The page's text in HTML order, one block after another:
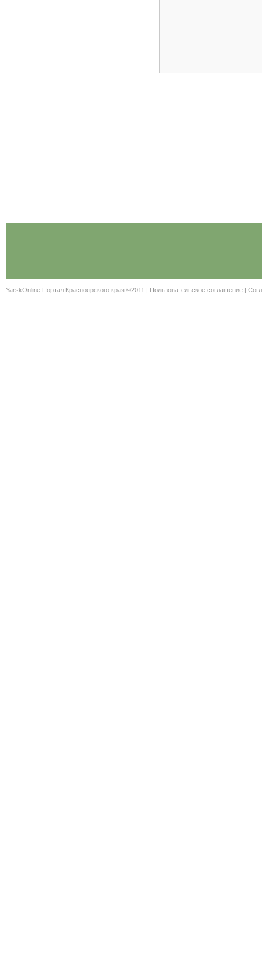
YarskOnline Портал Красноярского края ©2011 | Пользовательское соглашение |